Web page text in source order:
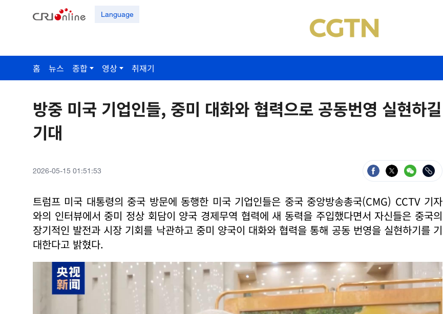
Language
홈 뉴스 종합 영상 취재기
방중 미국 기업인들, 중미 대화와 협력으로 공동번영 실현하길
기대
2026-05-15 01:51:53
트럼프 미국 대통령의 중국 방문에 동행한 미국 기업인들은 중국 중앙방송총국(CMG) CCTV 기자
와의 인터뷰에서 중미 정상 회담이 양국 경제무역 협력에 새 동력을 주입했다면서 자신들은 중국의
장기적인 발전과 시장 기회를 낙관하고 중미 양국이 대화와 협력을 통해 공동 번영을 실현하기를 기
대한다고 밝혔다.